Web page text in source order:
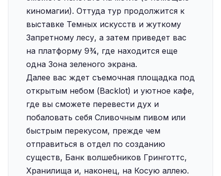
киномагии). Оттуда тур продолжится к
выставке Темных искусств и жуткому
Запретному лесу, а затем приведет вас
на платформу 9¾, где находится еще
одна Зона зеленого экрана.
Далее вас ждет съемочная площадка под
открытым небом (Backlot) и уютное кафе,
где вы сможете перевести дух и
побаловать себя Сливочным пивом или
быстрым перекусом, прежде чем
отправиться в отдел по созданию
существ, Банк волшебников Гринготтс,
Хранилища и, наконец, на Косую аллею.